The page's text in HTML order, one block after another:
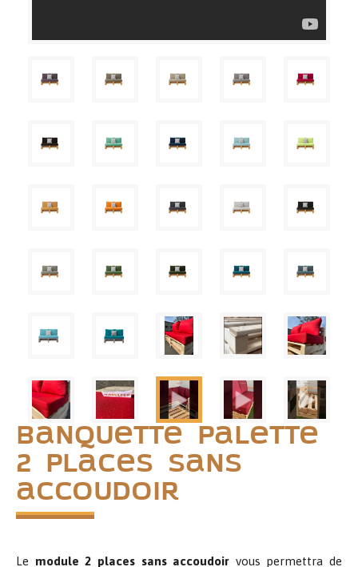
Banquette palette
2 places sans
accoudoir
Le module 2 places sans accoudoir vous permettra de